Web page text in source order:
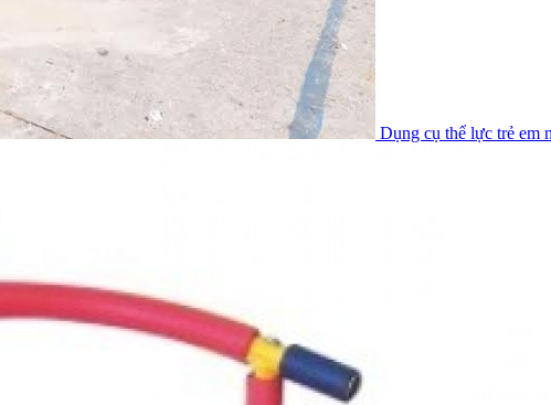
Dụng cụ thể lực trẻ em